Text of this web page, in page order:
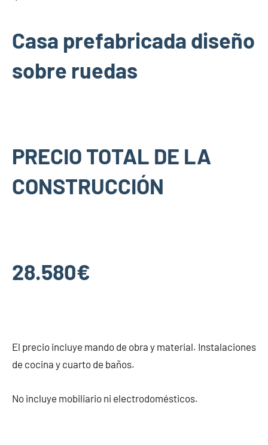
Casa prefabricada diseño
sobre ruedas
PRECIO TOTAL DE LA
CONSTRUCCIÓN
28.580€
El precio incluye mando de obra y material. Instalaciones
de cocina y cuarto de baños.
No incluye mobiliario ni electrodomésticos.